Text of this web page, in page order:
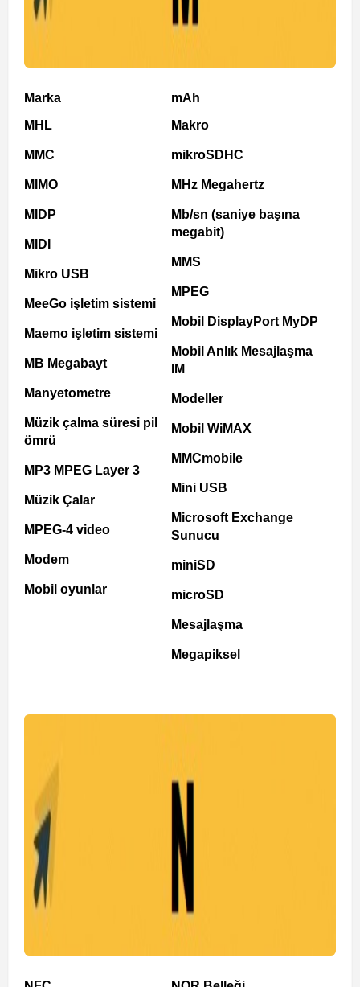
Marka
MHL
MMC
MIMO
MIDP
MIDI
Mikro USB
MeeGo işletim sistemi
Maemo işletim sistemi
MB Megabayt
Manyetometre
Müzik çalma süresi pil
ömrü
MP3 MPEG Layer 3
Müzik Çalar
MPEG-4 video
Modem
Mobil oyunlar
mAh
Makro
mikroSDHC
MHz Megahertz
Mb/sn (saniye başına
megabit)
MMS
MPEG
Mobil DisplayPort MyDP
Mobil Anlık Mesajlaşma
IM
Modeller
Mobil WiMAX
MMCmobile
Mini USB
Microsoft Exchange
Sunucu
miniSD
microSD
Mesajlaşma
Megapiksel